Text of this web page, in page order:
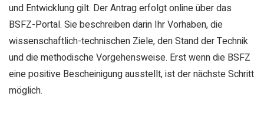
und Entwicklung gilt. Der Antrag erfolgt online über das
BSFZ-Portal. Sie beschreiben darin Ihr Vorhaben, die
wissenschaftlich-technischen Ziele, den Stand der Technik
und die methodische Vorgehensweise. Erst wenn die BSFZ
eine positive Bescheinigung ausstellt, ist der nächste Schritt
möglich.